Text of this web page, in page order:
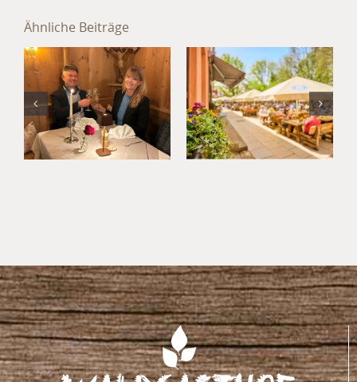
Ähnliche Beiträge
Jahresabschluss
im Hotel
München
Umland
München
Süd: Kultur,
Kulinarik
und
Kurzurlaub
im